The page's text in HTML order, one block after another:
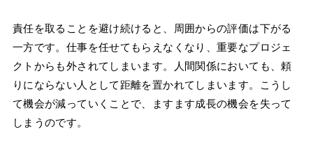
責任を取ることを避け続けると、周囲からの評価は下がる
一方です。仕事を任せてもらえなくなり、重要なプロジェ
クトからも外されてしまいます。人間関係においても、頼
りにならない人として距離を置かれてしまいます。こうし
て機会が減っていくことで、ますます成長の機会を失って
しまうのです。